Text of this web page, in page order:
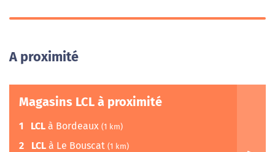
A proximité
Magasins LCL à proximité
1 LCL à Bordeaux (1 km)
2 LCL à Le Bouscat (1 km)